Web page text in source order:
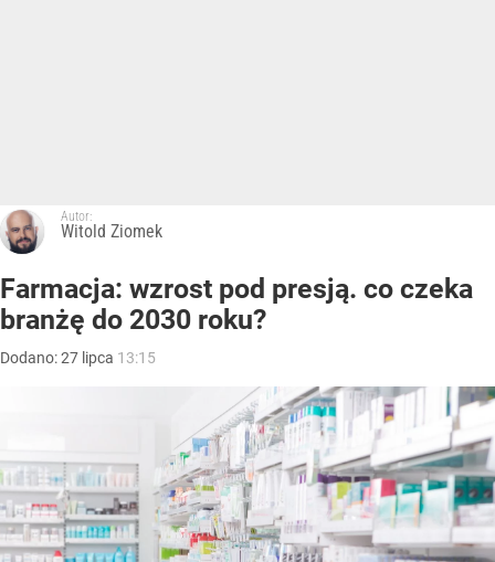
Autor:
Witold Ziomek
Farmacja: wzrost pod presją. co czeka
branżę do 2030 roku?
Dodano:27 lipca 13:15